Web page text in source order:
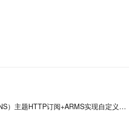
通过轻量消息队列（原MNS）主题HTTP订阅+ARMS实现自定义数据多渠道告警